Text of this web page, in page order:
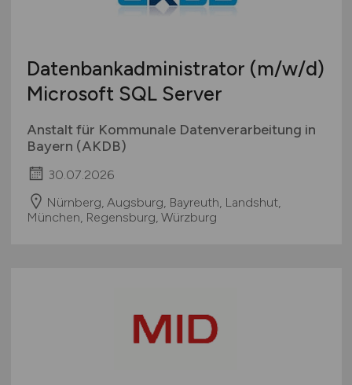
Datenbankadministrator (m/w/d)
Microsoft SQL Server
Anstalt für Kommunale Datenverarbeitung in
Bayern (AKDB)
30.07.2026
Nürnberg, Augsburg, Bayreuth, Landshut,
München, Regensburg, Würzburg